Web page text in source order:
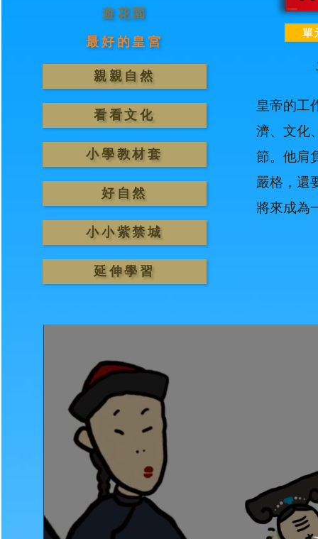
遊花園
最好的皇宮
親親自然
看看文化
小學教材套
好自然
小小紫禁城
延伸學習
皇帝的工
濟、文化
節。他肩
嚴格，還
將來成為